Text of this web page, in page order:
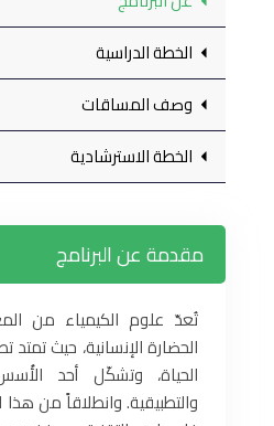
الخطة الدراسية
وصف المساقات
الخطة الاسترشادية
مقدمة عن البرنامج
تُعدّ علوم الكيمياء من
الحضارة الإنسانية، حيث
الحياة، وتشكّل أحد
والتطبيقية. وانطلاقاً من